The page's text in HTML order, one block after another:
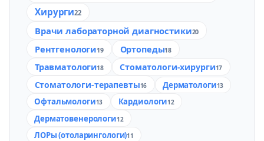
Хирурги22
Врачи лабораторной диагностики20
Рентгенологи19 Ортопеды18
Травматологи18 Стоматологи-хирурги17
Стоматологи-терапевты16 Дерматологи13
Офтальмологи13 Кардиологи12
Дерматовенерологи12
ЛОРы (отоларингологи)11